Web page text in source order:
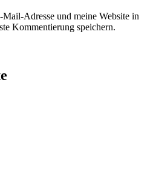
Adresse und meine Website in
Kommentierung speichern.